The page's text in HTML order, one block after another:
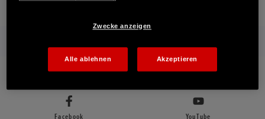
Folgen Sie uns auf
Facebook YouTube
Zwecke anzeigen
Alle ablehnen Akzeptieren